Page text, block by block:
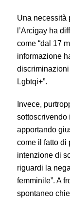
Una necessità
l’Arcigay ha
come “dal 17
informazione
Lgbtqi+”.
Invece,
sottoscrivendo
apportando
come il fatto di
intenzione di
riguardi la
femminile”. A
spontaneo